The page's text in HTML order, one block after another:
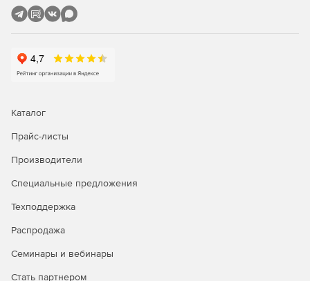
включая:
Объединение устройств в кластер по протоколу
Каталог
Прайс-листы
Производители
Специальные предложения
Техподдержка
Распродажа
Семинары и вебинары
Стать партнером